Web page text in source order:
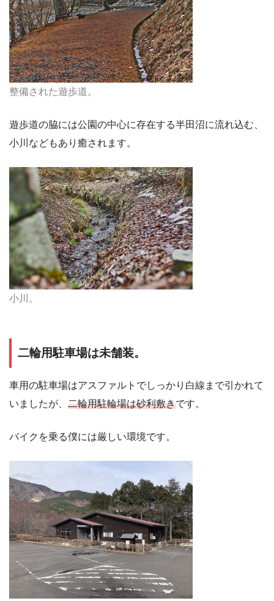
整備された遊歩道。
遊歩道の脇には公園の中心に存在する半田沼に流れ込む、
小川などもあり癒されます。
小川。
二輪用駐車場は未舗装。
車用の駐車場はアスファルトでしっかり白線まで引かれて
いましたが、 二輪用駐輪場は砂利敷きです。
バイクを乗る僕には厳しい環境です。